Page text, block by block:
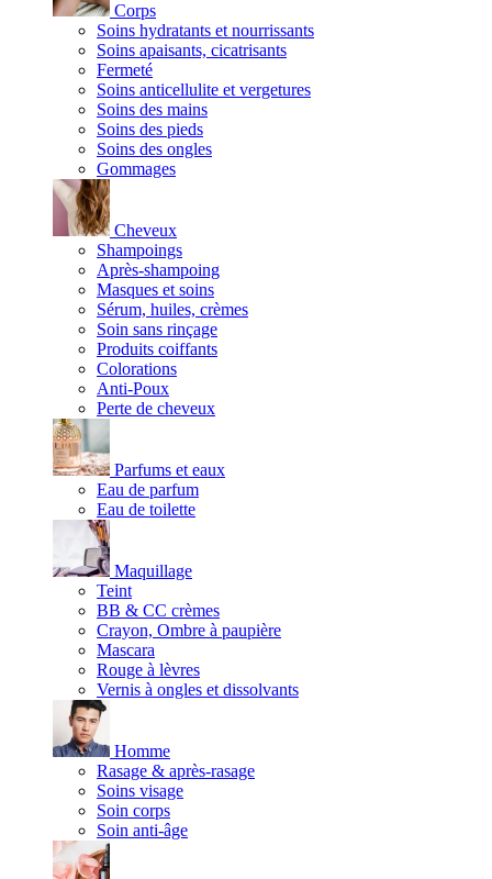
Corps
Soins hydratants et nourrissants
Soins apaisants, cicatrisants
Fermeté
Soins anticellulite et vergetures
Soins des mains
Soins des pieds
Soins des ongles
Gommages
Cheveux
Shampoings
Après-shampoing
Masques et soins
Sérum, huiles, crèmes
Soin sans rinçage
Produits coiffants
Colorations
Anti-Poux
Perte de cheveux
Parfums et eaux
Eau de parfum
Eau de toilette
Maquillage
Teint
BB & CC crèmes
Crayon, Ombre à paupière
Mascara
Rouge à lèvres
Vernis à ongles et dissolvants
Homme
Rasage & après-rasage
Soins visage
Soin corps
Soin anti-âge